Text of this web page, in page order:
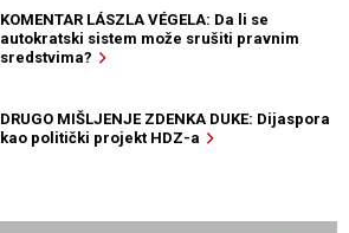
KOMENTAR LÁSZLA VÉGELA: Da li se
autokratski sistem može srušiti pravnim
sredstvima?
DRUGO MIŠLJENJE ZDENKA DUKE: Dijaspora
kao politički projekt HDZ-a